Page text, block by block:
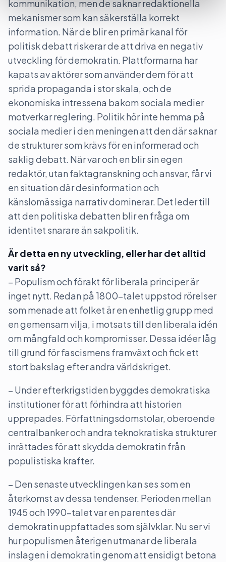
kommunikation, men de saknar redaktionella
mekanismer som kan säkerställa korrekt
information. När de blir en primär kanal för
politisk debatt riskerar de att driva en negativ
utveckling för demokratin. Plattformarna har
kapats av aktörer som använder dem för att
sprida propaganda i stor skala, och de
ekonomiska intressena bakom sociala medier
motverkar reglering. Politik hör inte hemma på
sociala medier i den meningen att den där saknar
de strukturer som krävs för en informerad och
saklig debatt. När var och en blir sin egen
redaktör, utan faktagranskning och ansvar, får vi
en situation där desinformation och
känslomässiga narrativ dominerar. Det leder till
att den politiska debatten blir en fråga om
identitet snarare än sakpolitik.
Är detta en ny utveckling, eller har det alltid
varit så?
– Populism och förakt för liberala principer är
inget nytt. Redan på 1800-talet uppstod rörelser
som menade att folket är en enhetlig grupp med
en gemensam vilja, i motsats till den liberala idén
om mångfald och kompromisser. Dessa idéer låg
till grund för fascismens framväxt och fick ett
stort bakslag efter andra världskriget.
– Under efterkrigstiden byggdes demokratiska
institutioner för att förhindra att historien
upprepades. Författningsdomstolar, oberoende
centralbanker och andra teknokratiska strukturer
inrättades för att skydda demokratin från
populistiska krafter.
– Den senaste utvecklingen kan ses som en
återkomst av dessa tendenser. Perioden mellan
1945 och 1990-talet var en parentes där
demokratin uppfattades som självklar. Nu ser vi
hur populismen återigen utmanar de liberala
inslagen i demokratin genom att ensidigt betona